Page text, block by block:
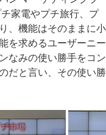
家電やプチ旅行、プ
、機能はそのままに小
を求めるユーザーニー
なみの使い勝手をコン
だと言い、その使い勝